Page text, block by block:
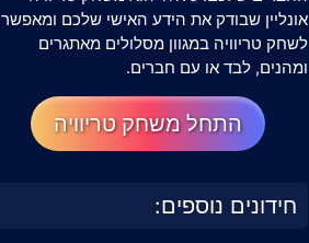
אונליין שבודק את הידע האישי שלכם ומאפשר
לשחק טריוויה במגוון מסלולים מאתגרים
ומהנים, לבד או עם חברים.
התחל משחק טריוויה
חידונים נוספים: